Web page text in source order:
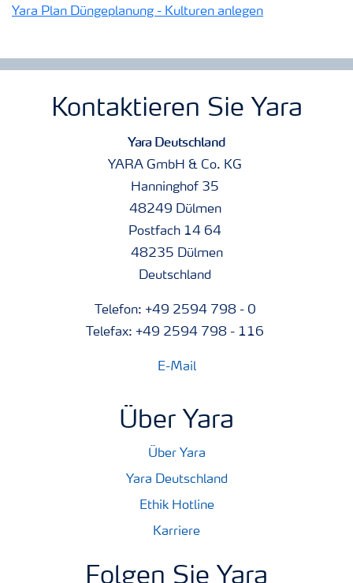
Yara Plan Düngeplanung - Kulturen anlegen
Kontaktieren Sie Yara
Yara Deutschland
YARA GmbH & Co. KG
Hanninghof 35
48249 Dülmen
Postfach 14 64
48235 Dülmen
Deutschland
Telefon: +49 2594 798 - 0
Telefax: +49 2594 798 - 116
E-Mail
Über Yara
Über Yara
Yara Deutschland
Ethik Hotline
Karriere
Folgen Sie Yara